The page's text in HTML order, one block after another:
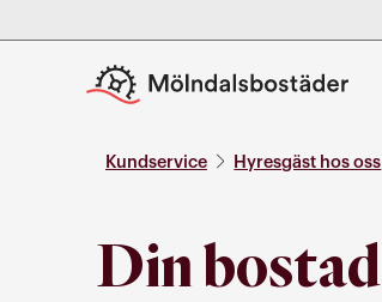
Kundservice Hyresgäst hos oss
Din bostad